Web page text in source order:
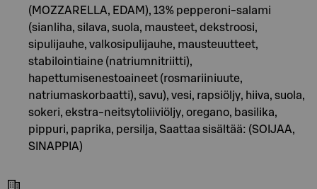
(MOZZARELLA, EDAM), 13% pepperoni-salami
(sianliha, silava, suola, mausteet, dekstroosi,
sipulijauhe, valkosipulijauhe, mausteuutteet,
stabilointiaine (natriumnitriitti),
hapettumisenestoaineet (rosmariiniuute,
natriumaskorbaatti), savu), vesi, rapsiöljy, hiiva, suola,
sokeri, ekstra-neitsytoliiviöljy, oregano, basilika,
pippuri, paprika, persilja, Saattaa sisältää: (SOIJAA,
SINAPPIA)